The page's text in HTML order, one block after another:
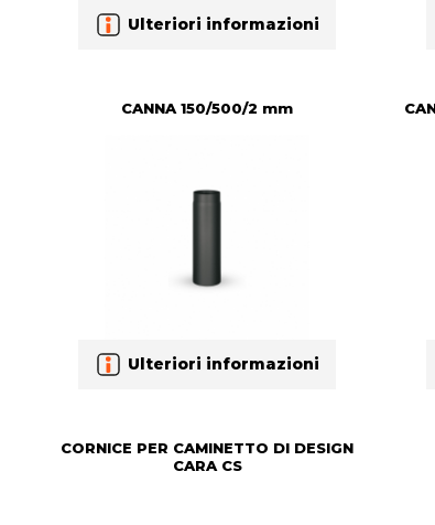
Ulteriori informazioni
CANNA 150/500/2 mm
Ulteriori informazioni
CORNICE PER CAMINETTO DI DESIGN
CARA CS